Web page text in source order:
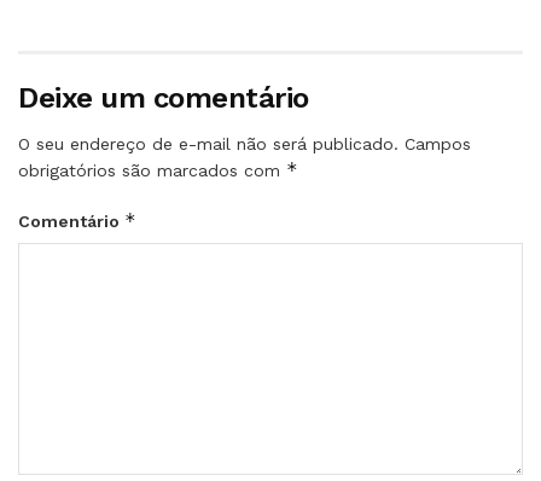
Deixe um comentário
O seu endereço de e-mail não será publicado. Campos
obrigatórios são marcados com *
Comentário *